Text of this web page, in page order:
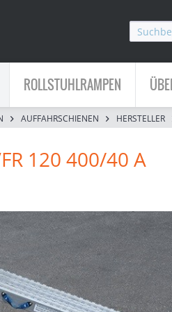
ROLLSTUHLRAMPEN
AUFFAHRSCHIENEN HERSTELLER
120 400/40 A